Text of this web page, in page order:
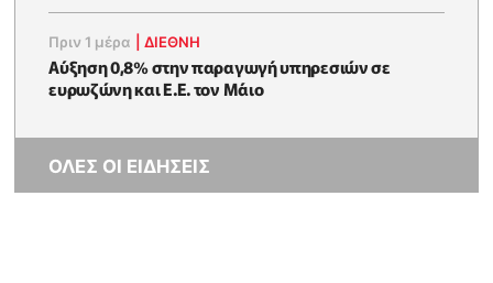
Πριν 1 μέρα |ΔΙΕΘΝΗ
Αύξηση 0,8% στην παραγωγή υπηρεσιών σε
ευρωζώνη και Ε.Ε. τον Μάιο
ΟΛΕΣ ΟΙ ΕΙΔΗΣΕΙΣ